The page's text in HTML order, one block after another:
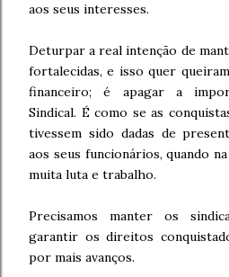
aos seus interesses.
Deturpar a real intenção de
fortalecidas, e isso quer
financeiro; é apagar a
Sindical. É como se as
tivessem sido dadas de
aos seus funcionários, quando
muita luta e trabalho.
Precisamos manter os
garantir os direitos
por mais avanços.